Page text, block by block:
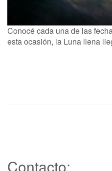
Conocé cada una de las
esta ocasión, la Luna llena
Contacto: